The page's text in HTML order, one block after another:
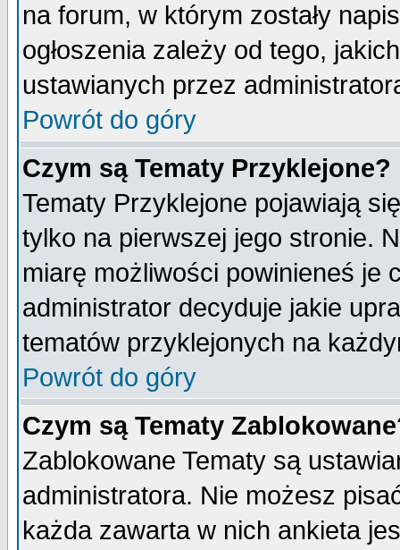
na forum, w którym zostały
ogłoszenia zależy od tego,
ustawianych przez
Powrót do góry
Czym są Tematy Przyklejone?
Tematy Przyklejone pojawiają
tylko na pierwszej jego stronie.
miarę możliwości powinieneś je
administrator decyduje jakie
tematów przyklejonych na
Powrót do góry
Czym są Tematy
Zablokowane Tematy są
administratora. Nie możesz
każda zawarta w nich ankieta